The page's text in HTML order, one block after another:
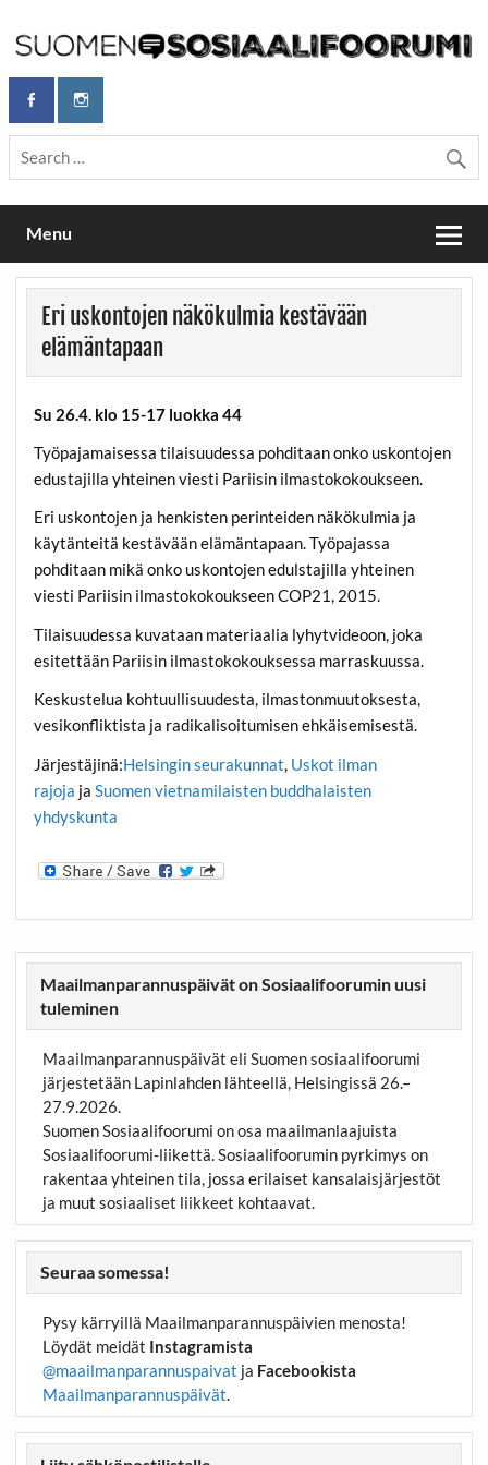
content
Maailmanparannuspäivät / Suomen
Sosiaalifoorumi
Maailmanparannuspäivät Lapinlahden Lähteellä, Helsingissä
26.–27.9.2026
Menu
Eri uskontojen näkökulmia kestävään
elämäntapaan
Su 26.4. klo 15-17 luokka 44
Työpajamaisessa tilaisuudessa pohditaan onko uskontojen
edustajilla yhteinen viesti Pariisin ilmastokokoukseen.
Eri uskontojen ja henkisten perinteiden näkökulmia ja
käytänteitä kestävään elämäntapaan. Työpajassa
pohditaan mikä onko uskontojen edulstajilla yhteinen
viesti Pariisin ilmastokokoukseen COP21, 2015.
Tilaisuudessa kuvataan materiaalia lyhytvideoon, joka
esitettään Pariisin ilmastokokouksessa marraskuussa.
Keskustelua kohtuullisuudesta, ilmastonmuutoksesta,
vesikonfliktista ja radikalisoitumisen ehkäisemisestä.
Järjestäjinä:Helsingin seurakunnat Uskot ilman
rajoja ja Suomen vietnamilaisten buddhalaisten
yhdyskunta
Maailmanparannuspäivät on Sosiaalifoorumin uusi
tuleminen
Maailmanparannuspäivät eli Suomen sosiaalifoorumi
järjestetään Lapinlahden lähteellä, Helsingissä 26.–
27.9.2026.
Suomen Sosiaalifoorumi on osa maailmanlaajuista
Sosiaalifoorumi-liikettä. Sosiaalifoorumin pyrkimys on
rakentaa yhteinen tila, jossa erilaiset kansalaisjärjestöt
ja muut sosiaaliset liikkeet kohtaavat.
Seuraa somessa!
Pysy kärryillä Maailmanparannuspäivien menosta!
Löydät meidät Instagramista
@maailmanparannuspaivat ja Facebookista
Maailmanparannuspäivät.